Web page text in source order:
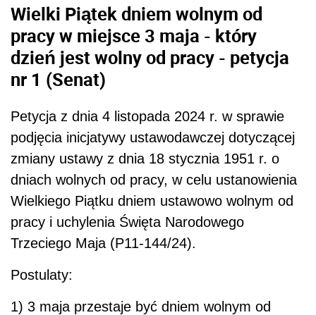
Wielki Piątek dniem wolnym od
pracy w miejsce 3 maja - który
dzień jest wolny od pracy - petycja
nr 1 (Senat)
Petycja z dnia 4 listopada 2024 r. w sprawie
podjęcia inicjatywy ustawodawczej dotyczącej
zmiany ustawy z dnia 18 stycznia 1951 r. o
dniach wolnych od pracy, w celu ustanowienia
Wielkiego Piątku dniem ustawowo wolnym od
pracy i uchylenia Święta Narodowego
Trzeciego Maja (P11-144/24).
Postulaty:
1) 3 maja przestaje być dniem wolnym od